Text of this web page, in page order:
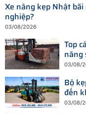
Xe nâng kẹp Nhật
nghiệp?
03/08/2026
Top
năng
03/08/
Bộ
đến
03/08/